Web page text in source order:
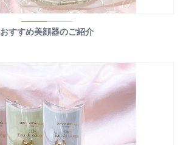
おすすめ美顔器のご紹介